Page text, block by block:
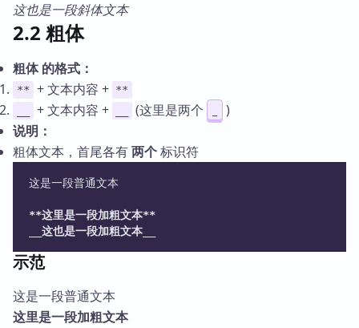
这也是一段斜体文本
2.2 粗体
粗体 的格式：
** + 文本内容 + **
+ 文本内容 + (这里是两个
)
说明：
粗体文本，首尾各有两个标识符
这是一段普通文本
**这里是一段加粗文本**
__这也是一段加粗文本__
示范
这是一段普通文本
这里是一段加粗文本